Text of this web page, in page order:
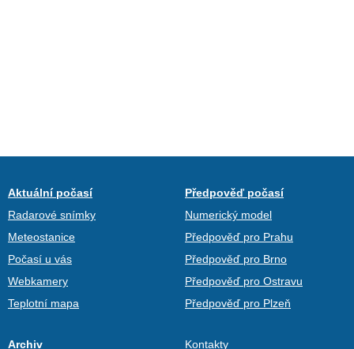
Aktuální počasí
Radarové snímky
Meteostanice
Počasí u vás
Webkamery
Teplotní mapa
Předpověď počasí
Numerický model
Předpověď pro Prahu
Předpověď pro Brno
Předpověď pro Ostravu
Předpověď pro Plzeň
Archiv Kontakty